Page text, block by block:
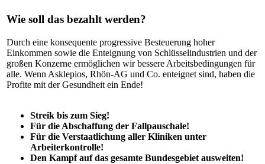
Wie soll das bezahlt werden?
Durch eine konsequente progressive Besteuerung hoher
Einkommen sowie die Enteignung von Schlüsselindustrien und der
großen Konzerne ermöglichen wir bessere Arbeitsbedingungen für
alle. Wenn Asklepios, Rhön-AG und Co. enteignet sind, haben die
Profite mit der Gesundheit ein Ende!
Streik bis zum Sieg!
Für die Abschaffung der Fallpauschale!
Für die Verstaatlichung aller Kliniken unter
Arbeiterkontrolle!
Den Kampf auf das gesamte Bundesgebiet ausweiten!